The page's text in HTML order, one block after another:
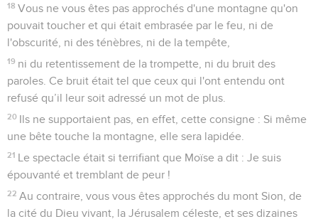
18 Vous ne vous êtes pas approchés d'une montagne qu'on
pouvait toucher et qui était embrasée par le feu, ni de
l'obscurité, ni des ténèbres, ni de la tempête,
19 ni du retentissement de la trompette, ni du bruit des
paroles. Ce bruit était tel que ceux qui l'ont entendu ont
refusé qu’il leur soit adressé un mot de plus.
20 Ils ne supportaient pas, en effet, cette consigne : Si même
une bête touche la montagne, elle sera lapidée.
21 Le spectacle était si terrifiant que Moïse a dit : Je suis
épouvanté et tremblant de peur !
22 Au contraire, vous vous êtes approchés du mont Sion, de
la cité du Dieu vivant, la Jérusalem céleste, et ses dizaines